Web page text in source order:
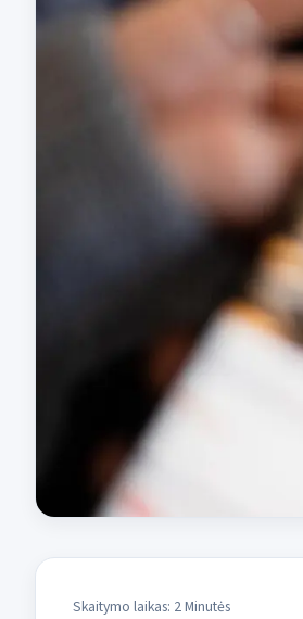
Skaitymo laikas: 2 Minutės